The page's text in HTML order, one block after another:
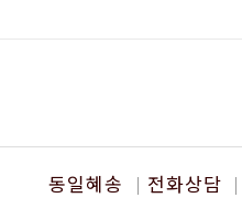
동일혜송 전화상담